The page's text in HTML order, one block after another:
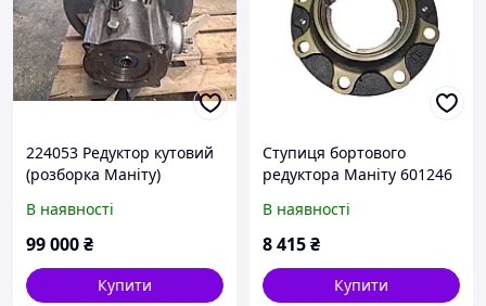
224053 Редуктор кутовий
(розборка Маніту)
В наявності
99 000₴
Купити
Ступиця бортового
редуктора Маніту 601246
В наявності
8 415₴
Купити